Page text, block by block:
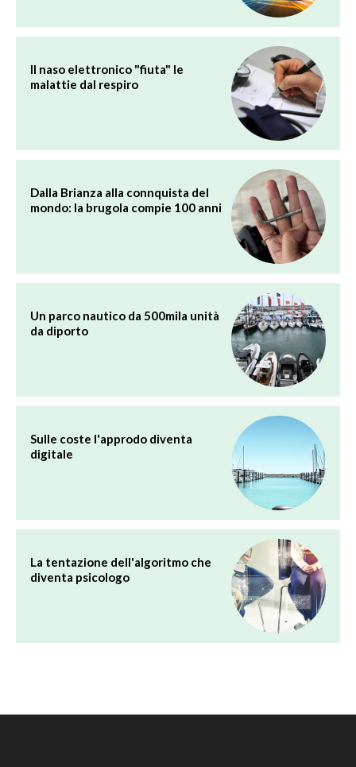
Il naso elettronico "fiuta" le
malattie dal respiro
Dalla Brianza alla connquista del
mondo: la brugola compie 100 anni
Un parco nautico da 500mila unità
da diporto
Sulle coste l'approdo diventa
digitale
La tentazione dell'algoritmo che
diventa psicologo